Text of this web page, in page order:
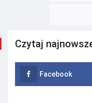
Czytaj
Facebook